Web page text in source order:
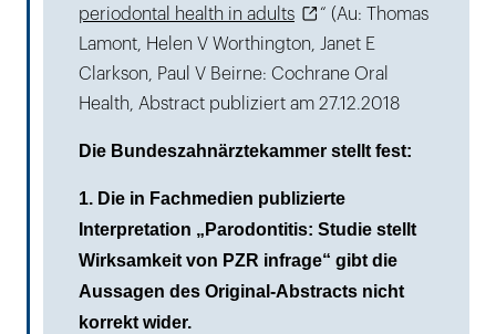
periodontal health in adults
“ (Au: Thomas
Lamont, Helen V Worthington, Janet E
Clarkson, Paul V Beirne: Cochrane Oral
Health, Abstract publiziert am 27.12.2018
Die Bundeszahnärztekammer stellt fest:
1. Die in Fachmedien publizierte
Interpretation „Parodontitis: Studie stellt
Wirksamkeit von PZR infrage“ gibt die
Aussagen des Original-Abstracts nicht
korrekt wider.